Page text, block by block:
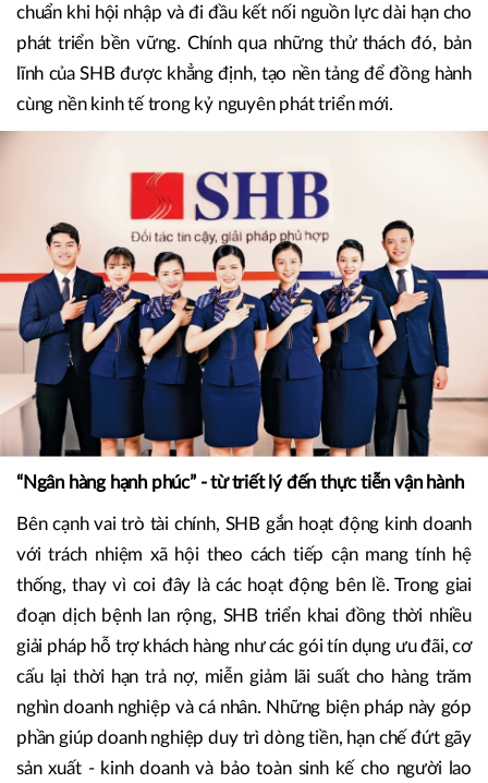
Nhìn tổng thể, từ tái cơ cấu ngân hàng yếu kém, tiên
phong niêm yết đến dẫn dắt dòng vốn quốc tế theo
hướng xanh và bao trùm, SHB thể hiện một logic nhất
quán: gánh vác trong giai đoạn ổn định, chủ động nâng
phát triển bền vững. Chính qua những thử thách đó, bản
lĩnh của SHB được khẳng định, tạo nền tảng để đồng hành
cùng nền kinh tế trong kỷ nguyên phát triển mới.
“Ngân hàng hạnh phúc” - từ triết lý đến thực tiễn vận hành
Bên cạnh vai trò tài chính, SHB gắn hoạt động kinh doanh
với trách nhiệm xã hội theo cách tiếp cận mang tính hệ
thống, thay vì coi đây là các hoạt động bên lề. Trong giai
đoạn dịch bệnh lan rộng, SHB triển khai đồng thời nhiều